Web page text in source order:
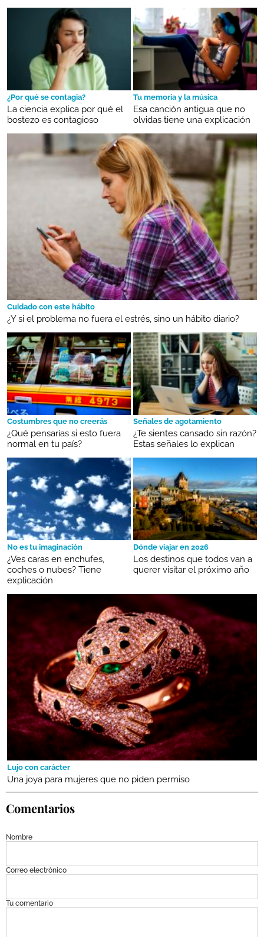
¿Por qué se contagia?
La ciencia explica por qué el
bostezo es contagioso
Tu memoria y la música
Esa canción antigua que no
olvidas tiene una explicación
Cuidado con este hábito
¿Y si el problema no fuera el estrés, sino un hábito diario?
Costumbres que no creerás
¿Qué pensarías si esto fuera
normal en tu país?
Señales de agotamiento
¿Te sientes cansado sin razón?
Estas señales lo explican
No es tu imaginación
¿Ves caras en enchufes,
coches o nubes? Tiene
explicación
Dónde viajar en 2026
Los destinos que todos van a
querer visitar el próximo año
Lujo con carácter
Una joya para mujeres que no piden permiso
Comentarios
Nombre
Correo electrónico
Tu comentario